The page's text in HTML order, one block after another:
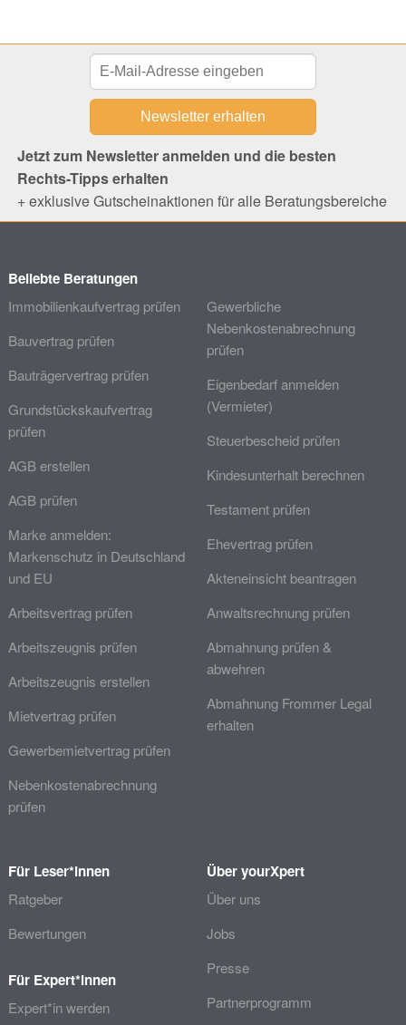
Jetzt zum Newsletter anmelden und die besten
Rechts-Tipps erhalten
+ exklusive Gutscheinaktionen für alle Beratungsbereiche
Beliebte Beratungen
Immobilienkaufvertrag prüfen
Bauvertrag prüfen
Bauträgervertrag prüfen
Grundstückskaufvertrag
prüfen
AGB erstellen
AGB prüfen
Marke anmelden:
Markenschutz in Deutschland
und EU
Arbeitsvertrag prüfen
Arbeitszeugnis prüfen
Arbeitszeugnis erstellen
Mietvertrag prüfen
Gewerbemietvertrag prüfen
Nebenkostenabrechnung
prüfen
Gewerbliche
Nebenkostenabrechnung
prüfen
Eigenbedarf anmelden
(Vermieter)
Steuerbescheid prüfen
Kindesunterhalt berechnen
Testament prüfen
Ehevertrag prüfen
Akteneinsicht beantragen
Anwaltsrechnung prüfen
Abmahnung prüfen &
abwehren
Abmahnung Frommer Legal
erhalten
Für Leser*innen
Ratgeber
Bewertungen
Für Expert*innen
Expert*in werden
Über yourXpert
Über uns
Jobs
Presse
Partnerprogramm